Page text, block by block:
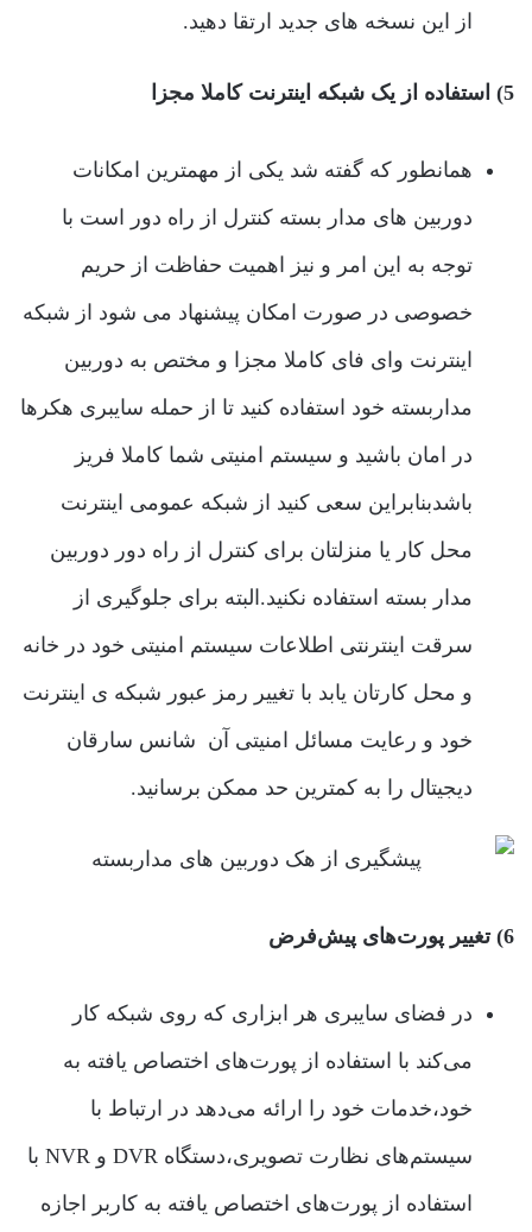
از این نسخه های جدید ارتقا دهید.
5) استفاده از یک شبکه اینترنت کاملا مجزا
همانطور که گفته شد یکی از مهمترین امکانات
دوربین های مدار بسته کنترل از راه دور است با
توجه به این امر و نیز اهمیت حفاظت از حریم
خصوصی در صورت امکان پیشنهاد می شود از شبکه
اینترنت وای فای کاملا مجزا و مختص به دوربین
مداربسته خود استفاده کنید تا از حمله سایبری هکرها
در امان باشید و سیستم امنیتی شما کاملا فریز
باشدبنابراین سعی کنید از شبکه عمومی اینترنت
محل کار یا منزلتان برای کنترل از راه دور دوربین
مدار بسته استفاده نکنید.البته برای جلوگیری از
سرقت اینترنتی اطلاعات سیستم امنیتی خود در خانه
و محل کارتان یابد با تغییر رمز عبور شبکه ی اینترنت
خود و رعایت مسائل امنیتی آن شانس سارقان
دیجیتال را به کمترین حد ممکن برسانید.
6) تغییر پورت‌های پیش‌فرض
در فضای سایبری هر ابزاری که روی شبکه کار
می‌کند با استفاده از پورت‌های اختصاص یافته به
خود،خدمات خود را ارائه می‌دهد در ارتباط با
سیستم‌های نظارت تصویری،دستگاه DVR و NVR با
استفاده از پورت‌های اختصاص یافته به کاربر اجازه